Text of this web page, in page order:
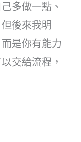
多做一點、
後來我明
是你有能力
交給流程，